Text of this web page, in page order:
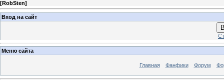
[RobSten]
Вход на сайт
Меню сайта
Главная Фанфики Форум